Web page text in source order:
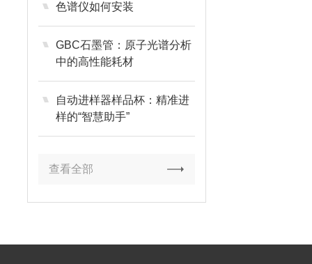
色谱仪如何安装
GBC石墨管：原子光谱分析
中的高性能耗材
自动进样器样品杯：精准进
样的“智慧助手”
查看全部